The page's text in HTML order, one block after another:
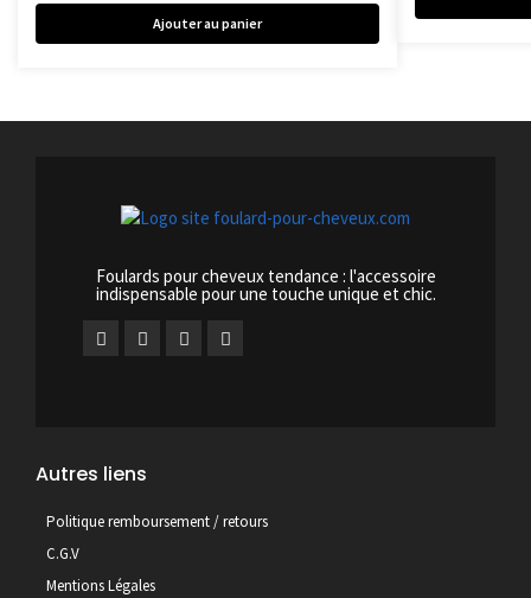
Ajouter au panier
Foulards pour cheveux tendance : l'accessoire
indispensable pour une touche unique et chic.
Autres liens
Politique remboursement / retours
C.G.V
Mentions Légales